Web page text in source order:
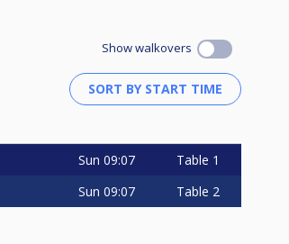
Show walkovers
Sun 09:07 Table 1
Sun 09:07 Table 2